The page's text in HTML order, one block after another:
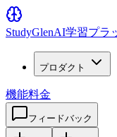
StudyGlenAI学習プラ
プロダクト
機能料金
フィードバック